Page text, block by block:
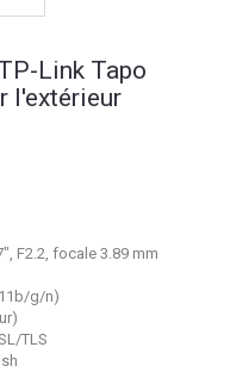
Link Tapo
l'extérieur
F2.2, focale 3.89 mm
g/n)
TLS